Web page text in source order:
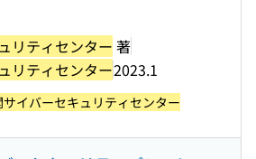
リティセンター 著
リティセンター2023.1
サイバーセキュリティセンター